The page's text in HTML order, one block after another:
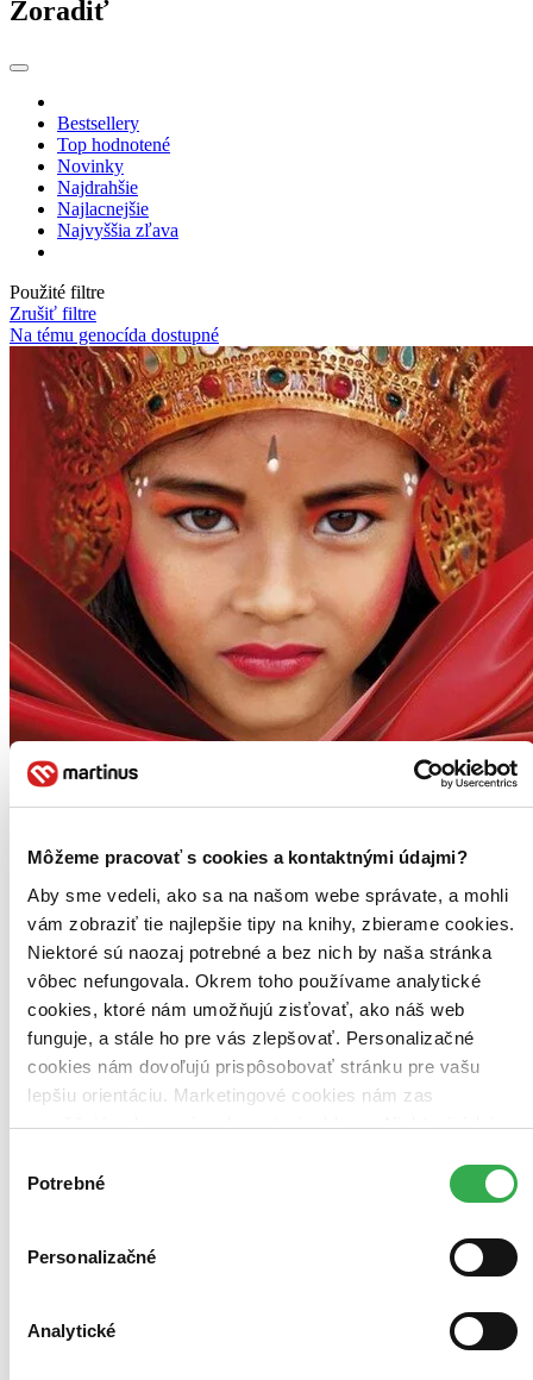
Môžeme pracovať s cookies a kontaktnými údajmi?
Aby sme vedeli, ako sa na našom webe správate, a mohli
vám zobraziť tie najlepšie tipy na knihy, zbierame cookies.
Niektoré sú naozaj potrebné a bez nich by naša stránka
vôbec nefungovala. Okrem toho používame analytické
cookies, ktoré nám umožňujú zisťovať, ako náš web
funguje, a stále ho pre vás zlepšovať. Personalizačné
cookies nám dovoľujú prispôsobovať stránku pre vašu
lepšiu orientáciu. Marketingové cookies nám zas
umožňujú zobrazenie relevantnej reklamy. Niektoré údaje
keby sme mohli používať všetky tieto cookies. Ďakujeme!
súhlasu
Potrebné
Personalizačné
Analytické
Zoradiť
Bestsellery
Top hodnotené
Novinky
Najdrahšie
Najlacnejšie
Najvyššia zľava
Použité filtre
Zrušiť filtre
Na tému genocída dostupné
Vaddey Ratnerová
správu o občianskej vojne a utečencoch v uliciach Phnom Penha.
Svet kráľovských privilégií, v ktorých rodina žila, zmetie revolučný